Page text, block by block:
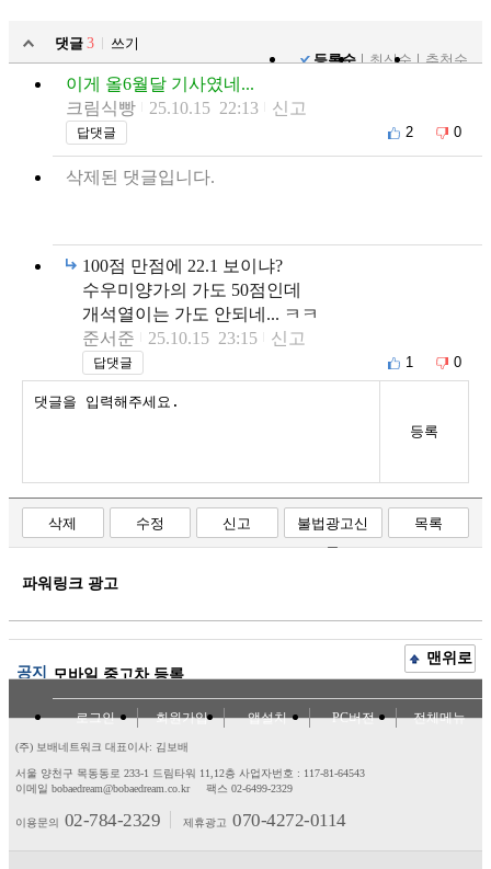
댓글 3
쓰기
등록순
최신순 추천순
이게 올6월달 기사였네...
크림식빵
25.10.15 22:13 신고
답댓글 2 0
삭제된 댓글입니다.
100점 만점에 22.1 보이냐?
수우미양가의 가도 50점인데
개석열이는 가도 안되네... ㅋㅋ
준서준
25.10.15 23:15 신고
답댓글 1 0
등록
삭제 수정 신고
불법광고신
고
목록
파워링크 광고
공지 모바일 중고차 등록
맨위로
로그인 회원가입 앱설치 PC버전 전체메뉴
(주) 보배네트워크 대표이사: 김보배
서울 양천구 목동동로 233-1 드림타워 11,12층 사업자번호 : 117-81-64543
이메일 bobaedream@bobaedream.co.kr
팩스 02-6499-2329
이용문의 02-784-2329 제휴광고 070-4272-0114